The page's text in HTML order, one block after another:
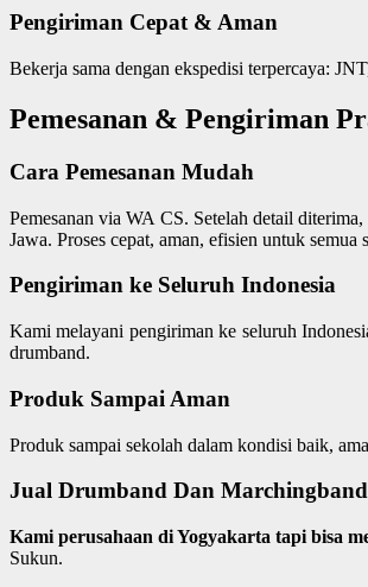
Pengiriman Cepat & Aman
Bekerja sama dengan ekspedisi terpercaya:
Pemesanan & Pengiriman
Cara Pemesanan Mudah
Pemesanan via WA CS. Setelah detail
Jawa. Proses cepat, aman, efisien untuk semua
Pengiriman ke Seluruh Indonesia
Kami melayani pengiriman ke seluruh
drumband.
Produk Sampai Aman
Produk sampai sekolah dalam kondisi baik,
Jual Drumband Dan
Kami perusahaan di Yogyakarta tapi bisa
Sukun.